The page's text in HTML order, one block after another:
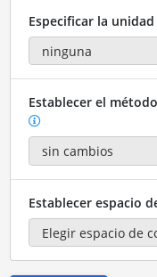
Especificar la
Establecer el
Establecer espacio